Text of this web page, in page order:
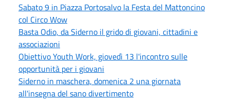
Sabato 9 in Piazza Portosalvo la Festa del Mattoncino
col Circo Wow
Basta Odio, da Siderno il grido di giovani, cittadini e
associazioni
Obiettivo Youth Work, giovedì 13 l'incontro sulle
opportunità per i giovani
Siderno in maschera, domenica 2 una giornata
all'insegna del sano divertimento